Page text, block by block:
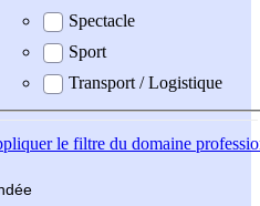
Spectacle
Sport
Transport / Logistique
le filtre du domaine